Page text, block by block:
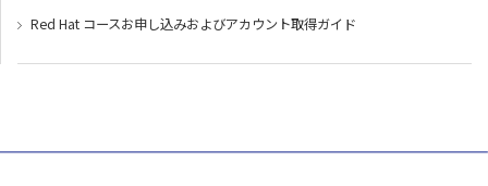
Red Hat コースお申し込みおよびアカウント取得ガイド